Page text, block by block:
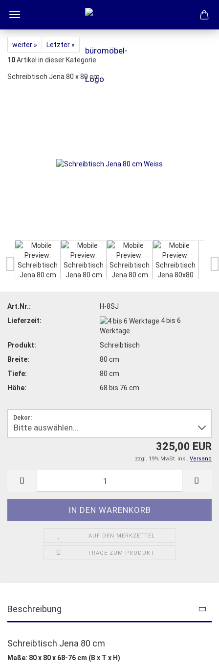
weiter »
Letzter »
10Artikel in dieser Kategorie
Schreibtisch Jena 80 x 80 cm
Art.Nr.:
H-8SJ
Lieferzeit:
4 bis 6
Werktage
Produkt:
Schreibtisch
Breite:
80 cm
Tiefe:
80 cm
Höhe:
68 bis 76 cm
Dekor:
325,00 EUR
zzgl. 19% MwSt. inkl. Versand
AUF DEN MERKZETTEL
FRAGE ZUM PRODUKT
Beschreibung
Schreibtisch Jena 80 cm
Maße: 80 x 80 x 68-76 cm (B x T x H)